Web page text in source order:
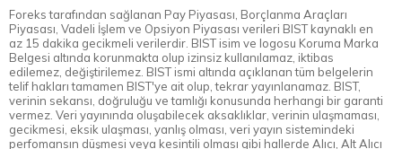
Foreks tarafından sağlanan Pay Piyasası, Borçlanma Araçları
Piyasası, Vadeli İşlem ve Opsiyon Piyasası verileri BIST kaynaklı en
az 15 dakika gecikmeli verilerdir. BIST isim ve logosu Koruma Marka
Belgesi altında korunmakta olup izinsiz kullanılamaz, iktibas
edilemez, değiştirilemez. BIST ismi altında açıklanan tüm belgelerin
telif hakları tamamen BIST'ye ait olup, tekrar yayınlanamaz. BIST,
verinin sekansı, doğruluğu ve tamlığı konusunda herhangi bir garanti
vermez. Veri yayınında oluşabilecek aksaklıklar, verinin ulaşmaması,
gecikmesi, eksik ulaşması, yanlış olması, veri yayın sistemindeki
perfomansın düşmesi veya kesintili olması gibi hallerde Alıcı, Alt Alıcı